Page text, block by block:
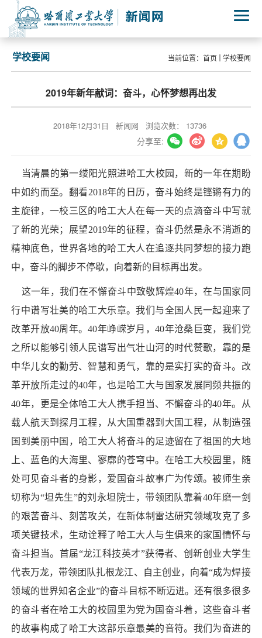
当前位置： 首页 学校要闻
学校要闻
2019年新年献词：奋斗，心怀梦想再出发
2018年12月31日 新闻网 浏览次数： 13736
分享至:
当清晨的第一缕阳光照进哈工大校园，新的一年在期盼
中如约而至。翻看2018年的日历，奋斗始终是铿锵有力的
主旋律，一校三区的哈工大人在每一天的点滴奋斗中写就
了新的光荣；展望2019年的征程，奋斗仍然是永不消逝的
精神底色，世界各地的哈工大人在追逐共同梦想的接力跑
中，奋斗的脚步不停歇，向着新的目标再出发。
这一年，我们在不懈奋斗中致敬辉煌40年，在与国家同
行中谱写壮美的哈工大乐章。我们与全国人民一起迎来了
改革开放40周年。40年峥嵘岁月，40年沧桑巨变，我们党
之所以能够引领人民谱写出气壮山河的时代赞歌，靠的是
中华儿女的勤劳、智慧和勇气，靠的是实打实的奋斗。改
革开放所走过的40年，也是哈工大与国家发展同频共振的
40年，更是全体哈工大人携手担当、不懈奋斗的40年。从
载人航天到探月工程，从大国重器到大国工程，从制造强
国到美丽中国，哈工大人将奋斗的足迹留在了祖国的大地
上、蓝色的大海里、寥廓的苍穹中。在哈工大校园里，随
处可见奋斗者的身影，爱国奋斗故事广为传颂。被师生亲
切称为“坦先生”的刘永坦院士，带领团队靠着40年磨一剑
的艰苦奋斗、刻苦攻关，在新体制雷达研究领域攻克了多
项关键技术，生动诠释了哈工大人与生俱来的家国情怀与
奋斗担当。首届“龙江科技英才”获得者、创新创业大学生
代表万龙，带领团队扎根龙江、自主创业，向着“成为焊接
领域的世界知名企业”的奋斗目标不断迈进。还有很多很多
的奋斗者在哈工大的校园里为党为国奋斗着，这些奋斗者
的故事构成了哈工大这部乐章最美的音符。我们为奋进的